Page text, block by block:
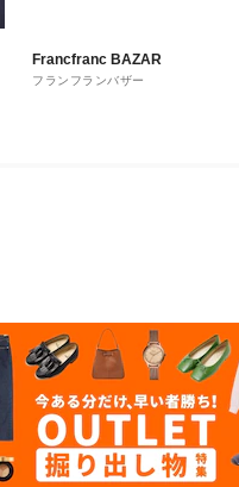
Francfranc BAZAR
フランフランバザー